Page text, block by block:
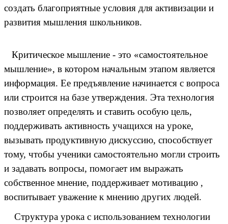
создать благоприятные условия для активизации и
развития мышления школьников.
Критическое мышление - это «самостоятельное
мышление», в котором начальным этапом является
информация. Ее предъявление начинается с вопроса
или строится на базе утверждения. Эта технология
позволяет определять и ставить особую цель,
поддерживать активность учащихся на уроке,
вызывать продуктивную дискуссию, способствует
тому, чтобы ученики самостоятельно могли строить
и задавать вопросы, помогает им выражать
собственное мнение, поддерживает мотивацию ,
воспитывает уважение к мнению других людей.
Структура урока с использованием технологии